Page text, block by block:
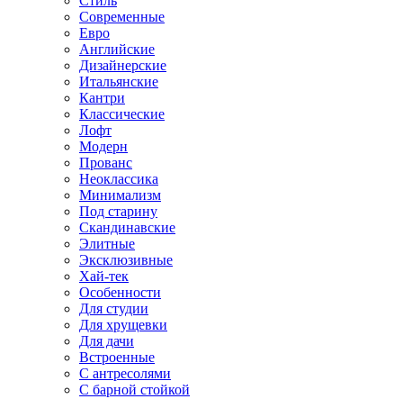
Современные
Евро
Английские
Дизайнерские
Итальянские
Кантри
Классические
Лофт
Модерн
Прованс
Неоклассика
Минимализм
Под старину
Скандинавские
Элитные
Эксклюзивные
Хай-тек
Особенности
Для студии
Для хрущевки
Для дачи
Встроенные
С антресолями
С барной стойкой